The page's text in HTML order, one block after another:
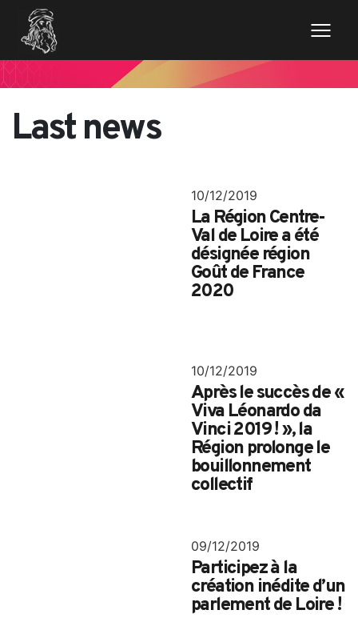
Last news
10/12/2019
La Région Centre-
Val de Loire a été
désignée région
Goût de France
2020
10/12/2019
Après le succès de «
Viva Léonardo da
Vinci 2019 ! », la
Région prolonge le
bouillonnement
collectif
09/12/2019
Participez à la
création inédite d’un
parlement de Loire !